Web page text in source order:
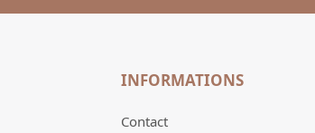
INFORMATIONS
Contact